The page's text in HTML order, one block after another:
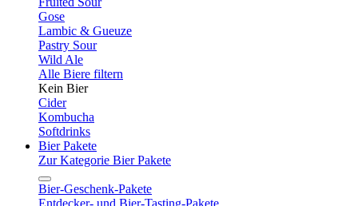
Gose
Lambic & Gueuze
Pastry Sour
Wild Ale
Alle Biere filtern
Kein Bier
Cider
Kombucha
Softdrinks
Bier Pakete
Zur Kategorie Bier Pakete
Bier-Geschenk-Pakete